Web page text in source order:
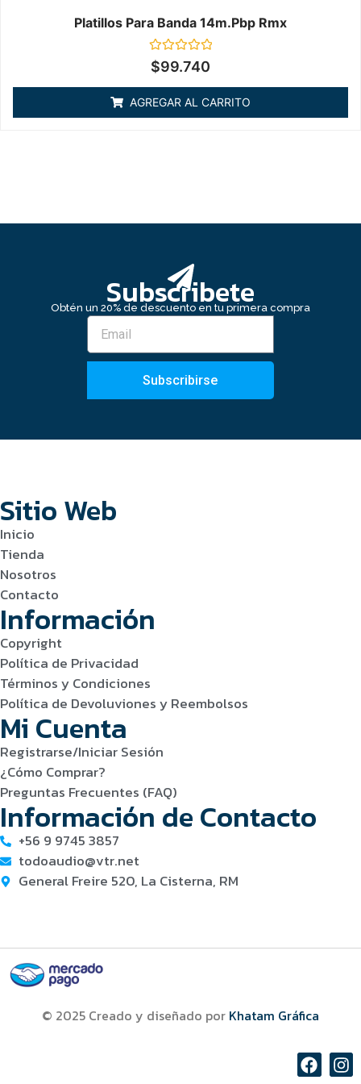
Platillos Para Banda 14m.pbp Rmx
Valorado
en
de
5
$99.740
AGREGAR AL CARRITO
Subscribete
Obtén un 20% de descuento en tu primera compra
Subscribirse
Sitio Web
Inicio
Tienda
Nosotros
Contacto
Información
Copyright
Política de Privacidad
Términos y Condiciones
Política de Devoluviones y Reembolsos
Mi Cuenta
Registrarse/Iniciar Sesión
¿Cómo Comprar?
Preguntas Frecuentes (FAQ)
Información de Contacto
+56 9 9745 3857
todoaudio@vtr.net
General Freire 520, La Cisterna, RM
© 2025 Creado y diseñado por Khatam Gráfica